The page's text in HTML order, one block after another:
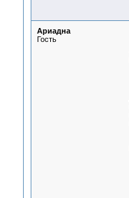
Ариадна
Гость